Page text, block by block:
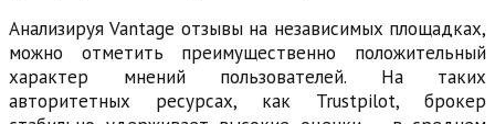
Анализируя Vantage отзывы на независимых площадках,
можно отметить преимущественно положительный
характер мнений пользователей. На таких
авторитетных ресурсах, как Trustpilot, брокер